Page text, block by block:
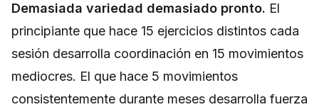
Demasiada variedad demasiado pronto. El
principiante que hace 15 ejercicios distintos cada
sesión desarrolla coordinación en 15 movimientos
mediocres. El que hace 5 movimientos
consistentemente durante meses desarrolla fuerza